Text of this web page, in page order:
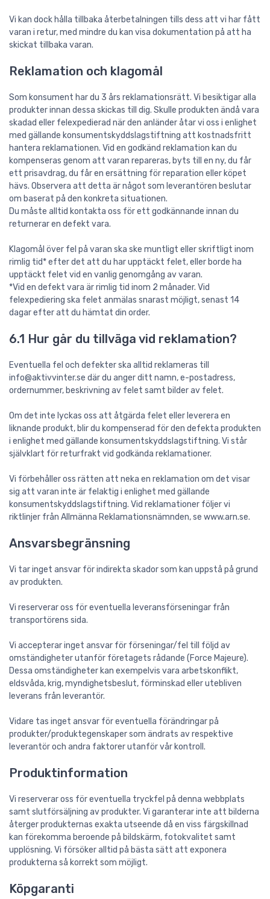
Vi kan dock hålla tillbaka återbetalningen tills dess att vi har fått
varan i retur, med mindre du kan visa dokumentation på att ha
skickat tillbaka varan.
Reklamation och klagomål
Som konsument har du 3 års reklamationsrätt. Vi besiktigar alla
produkter innan dessa skickas till dig. Skulle produkten ändå vara
skadad eller felexpedierad när den anländer åtar vi oss i enlighet
med gällande konsumentskyddslagstiftning att kostnadsfritt
hantera reklamationen. Vid en godkänd reklamation kan du
kompenseras genom att varan repareras, byts till en ny, du får
ett prisavdrag, du får en ersättning för reparation eller köpet
hävs. Observera att detta är något som leverantören beslutar
om baserat på den konkreta situationen.
Du måste alltid kontakta oss för ett godkännande innan du
returnerar en defekt vara.
Klagomål över fel på varan ska ske muntligt eller skriftligt inom
rimlig tid* efter det att du har upptäckt felet, eller borde ha
upptäckt felet vid en vanlig genomgång av varan.
*Vid en defekt vara är rimlig tid inom 2 månader. Vid
felexpediering ska felet anmälas snarast möjligt, senast 14
dagar efter att du hämtat din order.
6.1 Hur går du tillväga vid reklamation?
Eventuella fel och defekter ska alltid reklameras till
info@aktivvinter.se där du anger ditt namn, e-postadress,
ordernummer, beskrivning av felet samt bilder av felet.
Om det inte lyckas oss att åtgärda felet eller leverera en
liknande produkt, blir du kompenserad för den defekta produkten
i enlighet med gällande konsumentskyddslagstiftning. Vi står
självklart för returfrakt vid godkända reklamationer.
Vi förbehåller oss rätten att neka en reklamation om det visar
sig att varan inte är felaktig i enlighet med gällande
konsumentskyddslagstiftning. Vid reklamationer följer vi
riktlinjer från Allmänna Reklamationsnämnden, se www.arn.se.
Ansvarsbegränsning
Vi tar inget ansvar för indirekta skador som kan uppstå på grund
av produkten.
Vi reserverar oss för eventuella leveransförseningar från
transportörens sida.
Vi accepterar inget ansvar för förseningar/fel till följd av
omständigheter utanför företagets rådande (Force Majeure).
Dessa omständigheter kan exempelvis vara arbetskonflikt,
eldsvåda, krig, myndighetsbeslut, förminskad eller utebliven
leverans från leverantör.
Vidare tas inget ansvar för eventuella förändringar på
produkter/produktegenskaper som ändrats av respektive
leverantör och andra faktorer utanför vår kontroll.
Produktinformation
Vi reserverar oss för eventuella tryckfel på denna webbplats
samt slutförsäljning av produkter. Vi garanterar inte att bilderna
återger produkternas exakta utseende då en viss färgskillnad
kan förekomma beroende på bildskärm, fotokvalitet samt
upplösning. Vi försöker alltid på bästa sätt att exponera
produkterna så korrekt som möjligt.
Köpgaranti